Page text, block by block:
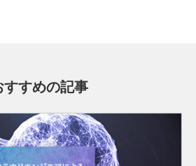
すすめの記事